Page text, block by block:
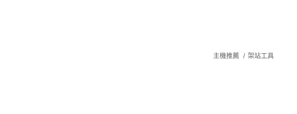
主機推薦 架站工具